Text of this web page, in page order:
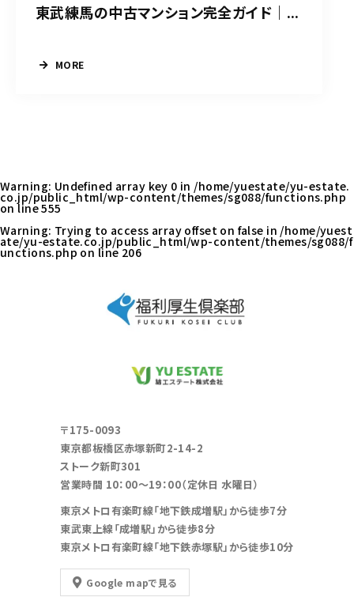
東武練馬の中古マンション完全ガイド｜...
MORE
Warning: Undefined array key 0 in /home/yuestate/yu-estate.
co.jp/public_html/wp-content/themes/sg088/functions.php
on line555
Warning: Trying to access array offset on false in /home/yuest
ate/yu-estate.co.jp/public_html/wp-content/themes/sg088/f
unctions.php on line 206
〒175-0093
東京都板橋区赤塚新町2-14-2
ストーク新町301
営業時間 10：00～19：00（定休日 水曜日）
東京メトロ有楽町線「地下鉄成増駅」から徒歩7分
東武東上線「成増駅」から徒歩8分
東京メトロ有楽町線「地下鉄赤塚駅」から徒歩10分
Google mapで見る